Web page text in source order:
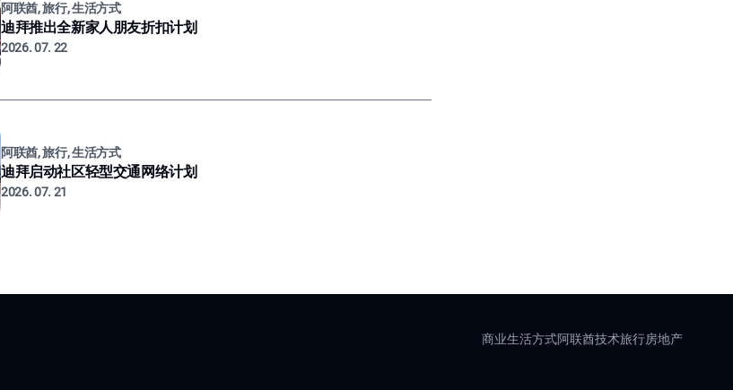
阿联酋, 旅行, 生活方式
迪拜推出全新家人朋友折扣计划
2026. 07. 22
阿联酋, 旅行, 生活方式
迪拜启动社区轻型交通网络计划
2026. 07. 21
商业生活方式阿联酋技术旅行房地产